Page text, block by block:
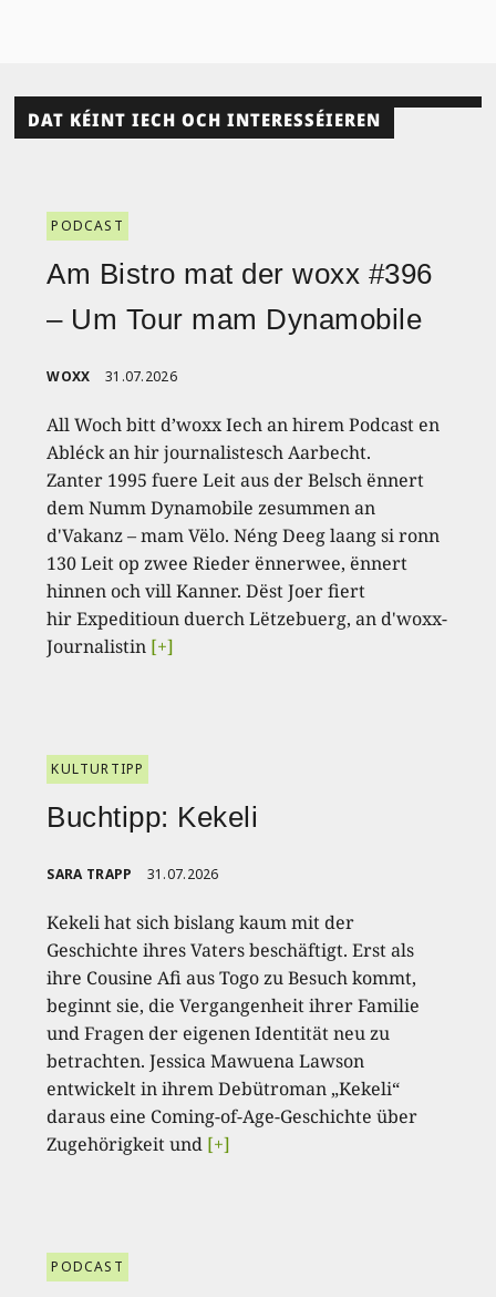
DAT KÉINT IECH OCH INTERESSÉIEREN
PODCAST
Am Bistro mat der woxx #396
– Um Tour mam Dynamobile
WOXX 31.07.2026
All Woch bitt d’woxx Iech an hirem Podcast en
Abléck an hir journalistesch Aarbecht.
Zanter 1995 fuere Leit aus der Belsch ënnert
dem Numm Dynamobile zesummen an
d'Vakanz – mam Vëlo. Néng Deeg laang si ronn
130 Leit op zwee Rieder ënnerwee, ënnert
hinnen och vill Kanner. Dëst Joer fiert
hir Expeditioun duerch Lëtzebuerg, an d'woxx-
Journalistin [+]
KULTURTIPP
Buchtipp: Kekeli
SARA TRAPP 31.07.2026
Kekeli hat sich bislang kaum mit der
Geschichte ihres Vaters beschäftigt. Erst als
ihre Cousine Afi aus Togo zu Besuch kommt,
beginnt sie, die Vergangenheit ihrer Familie
und Fragen der eigenen Identität neu zu
betrachten. Jessica Mawuena Lawson
entwickelt in ihrem Debütroman „Kekeli“
daraus eine Coming-of-Age-Geschichte über
Zugehörigkeit und [+]
PODCAST